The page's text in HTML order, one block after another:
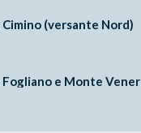
(versante Nord)
e Monte